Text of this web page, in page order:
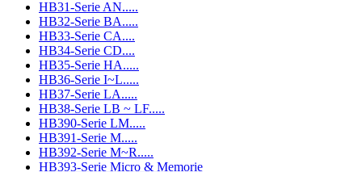
HB31-Serie AN.....
HB32-Serie BA.....
HB33-Serie CA....
HB34-Serie CD....
HB35-Serie HA.....
HB36-Serie I~L.....
HB37-Serie LA.....
HB38-Serie LB ~ LF.....
HB390-Serie LM.....
HB391-Serie M.....
HB392-Serie M~R.....
HB393-Serie Micro & Memorie